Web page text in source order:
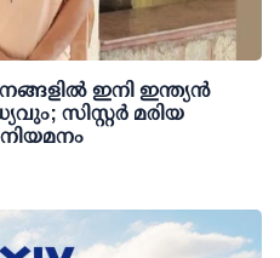
ഇനി ഇന്ത്യൻ
സിസ്റ്റർ മരിയ